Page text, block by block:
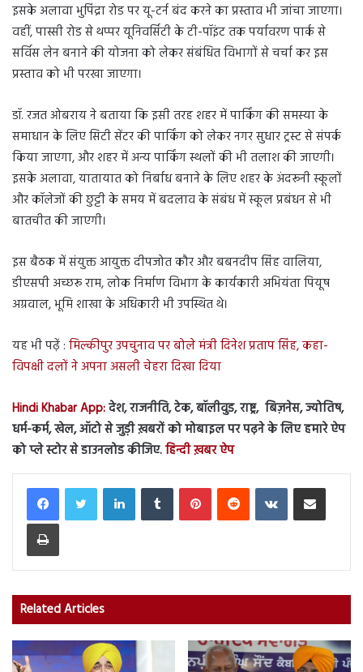
इसके अलावा भुपिंद्रा रोड पर यू-टर्न बंद करने का प्रस्ताव भी जांचा जाएगा।
वहीं, पास्सी रोड से थप्पर यूनिवर्सिटी के टी-पॉइंट तक पर्यावरण पार्क से
सर्विस लेन बनाने की योजना को लेकर संबंधित विभागों से चर्चा कर इस
प्रस्ताव को भी परखा जाएगा।
डॉ. रजत ओबराय ने बताया कि इसी तरह शहर में पार्किंग की समस्या के
समाधान के लिए सिटी सेंटर की पार्किंग को लेकर नगर सुधार ट्रस्ट से संपर्क
किया जाएगा, और शहर में अन्य पार्किंग स्थलों की भी तलाश की जाएगी।
इसके अलावा, यातायात को निर्बाध बनाने के लिए शहर के अंदरूनी स्कूलों
और कॉलेजों की छुट्टी के समय में बदलाव के संबंध में स्कूल प्रबंधन से भी
बातचीत की जाएगी।
इस बैठक में संयुक्त आयुक्त दीपजोत कौर और बबनदीप सिंह वालिया,
डीएसपी अच्छरू राम, लोक निर्माण विभाग के कार्यकारी अभियंता पियूष
अग्रवाल, भूमि शाखा के अधिकारी भी उपस्थित थे।
यह भी पढ़ें : मिल्कीपुर उपचुनाव पर बोले मंत्री दिनेश प्रताप सिंह, कहा-
विपक्षी दलों ने अपना असली चेहरा दिखा दिया
Hindi Khabar App:देश, राजनीति, टेक, बॉलीवुड, राष्ट्र, बिज़नेस, ज्योतिष,
धर्म-कर्म, खेल, ऑटो से जुड़ी ख़बरों को मोबाइल पर पढ़ने के लिए हमारे ऐप
को प्ले स्टोर से डाउनलोड कीजिए.हिन्दी ख़बर ऐप
LinkedInTumblr PinterestReddit VKontakteShare via Email
Print
Related Articles